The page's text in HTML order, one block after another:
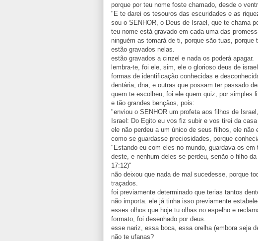
porque por teu nome foste chamado, desde o
"E te darei os tesouros das escuridades e as
sou o SENHOR, o Deus de Israel, que te chama
teu nome está gravado em cada uma das
ninguém as tomará de ti, porque são tuas,
estão gravados nelas.
estão gravados a cinzel e nada os poderá apagar.
lembra-te, foi ele, sim, ele o glorioso deus de
formas de identificação conhecidas e
dentária, dna, e outras que possam ter passado
quem te escolheu, foi ele quem quiz, por simples
e tão grandes bençãos, pois:
"enviou o SENHOR um profeta aos filhos de
Israel: Do Egito eu vos fiz subir e vos tirei da
ele não perdeu a um único de seus filhos, ele não
como se guardasse preciosidades, porque
"Estando eu com eles no mundo, guardava-os
deste, e nenhum deles se perdeu, senão o filho
17:12)"
não deixou que nada de mal sucedesse, porque
traçados.
foi previamente determinado que terias tantos
não importa. ele já tinha isso previamente
esses olhos que hoje tu olhas no espelho e
formato, foi desenhado por deus.
esse nariz, essa boca, essa orelha (embora seja
não te ufanas?